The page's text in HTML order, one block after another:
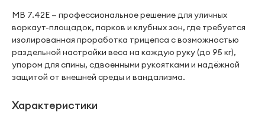
MB 7.42E — профессиональное решение для уличных
воркаут-площадок, парков и клубных зон, где требуется
изолированная проработка трицепса с возможностью
раздельной настройки веса на каждую руку (до 95 кг),
упором для спины, сдвоенными рукоятками и надёжной
защитой от внешней среды и вандализма.
Характеристики